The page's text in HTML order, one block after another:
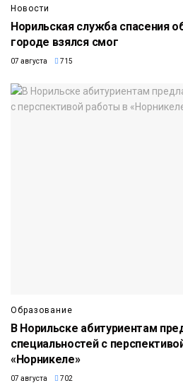
Новости
Норильская служба спасения
городе взялся смог
07 августа 715
Образование
В Норильске абитуриентам
специальностей с
«Норникеле»
07 августа 702